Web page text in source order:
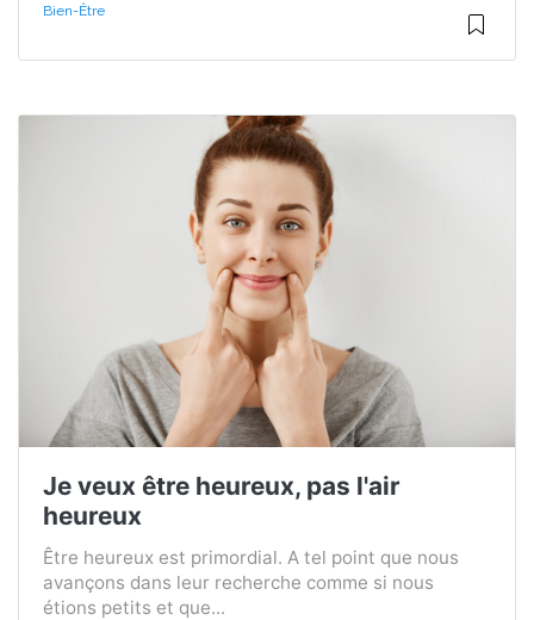
Bien-Être
Je veux être heureux, pas l'air
heureux
Être heureux est primordial. A tel point que nous
avançons dans leur recherche comme si nous
étions petits et que...